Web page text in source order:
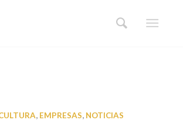
, EMPRESAS, NOTICIAS